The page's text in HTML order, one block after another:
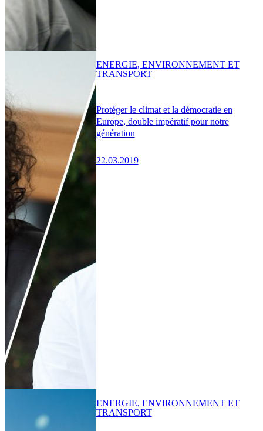
Protéger le climat et la démocratie en
Europe, double impératif pour notre
génération
22.03.2019
ENERGIE, ENVIRONNEMENT ET
TRANSPORT
ENERGIE, ENVIRONNEMENT ET
TRANSPORT